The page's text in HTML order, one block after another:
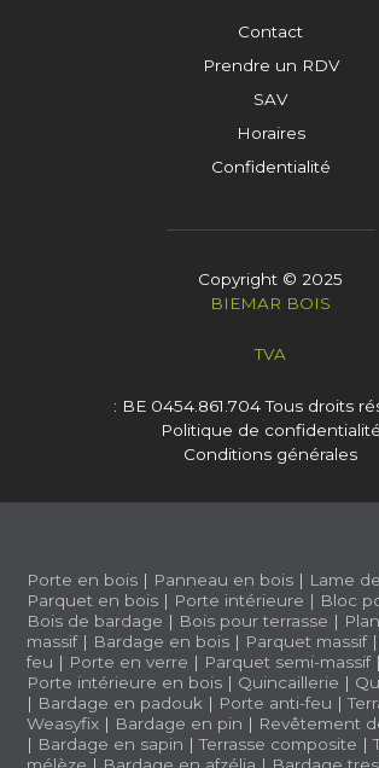
Contact
Prendre un RDV
SAV
Horaires
Confidentialité
Copyright © 2025
BIEMAR BOIS
TVA
: BE 0454.861.704Tous droits
Politique de confidentialité
Conditions générales
Porte en bois | Panneau en bois | Lame
Parquet en bois | Porte intérieure | Bloc
Bois de bardage | Bois pour terrasse |
massif| Bardage en bois | Parquet massif|
feu | Porte en verre | Parquet semi-massif|
Porte intérieure en bois | Quincaillerie |
| Bardage en padouk | Porte anti-feu |
Weasyfix | Bardage en pin | Revêtement
| Bardage en sapin |Terrasse composite |
mélèze | Bardage en afzélia | Bardage